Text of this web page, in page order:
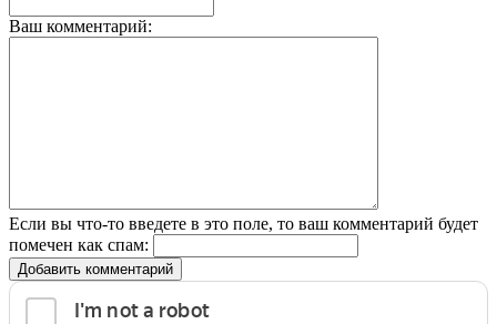
Ваш комментарий:
Если вы что-то введете в это поле, то ваш комментарий будет
помечен как спам:
Добавить комментарий